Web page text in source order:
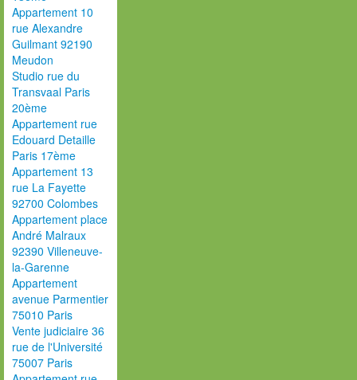
Appartement 10
rue Alexandre
Guilmant 92190
Meudon
Studio rue du
Transvaal Paris
20ème
Appartement rue
Edouard Detaille
Paris 17ème
Appartement 13
rue La Fayette
92700 Colombes
Appartement place
André Malraux
92390 Villeneuve-
la-Garenne
Appartement
avenue Parmentier
75010 Paris
Vente judiciaire 36
rue de l'Université
75007 Paris